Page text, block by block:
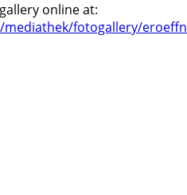
online at:
fotogallery/